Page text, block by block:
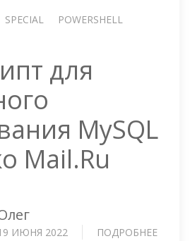
SPECIAL
POWERSHELL
для
MySQL
Mail.Ru
ИЮНЯ 2022 ПОДРОБНЕЕ